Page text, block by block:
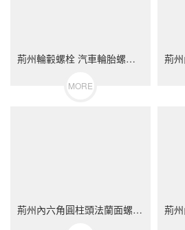
荊州輪轂螺栓 汽車輪胎螺絲 不銹鋼（304/316）碳鋼 合金鋼
MORE
荊州內六角圓柱頭法蘭面螺栓 不銹鋼（304/316）碳鋼 合金鋼